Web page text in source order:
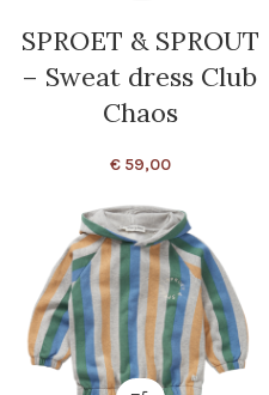
SPROET & SPROUT
– Sweat dress Club
Chaos
€59,00